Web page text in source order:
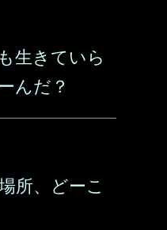
生きていら
んだ？
所、どーこ